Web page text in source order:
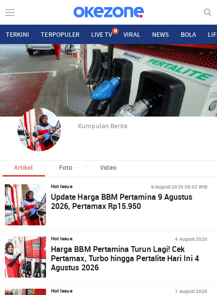
TERKINI TERPOPULER LIVE TV N VIRAL NEWS BOLA
Kumpulan Berita
Artikel Foto Video
Hot Issue 9 August 2026 08:02 WIB
Update Harga BBM Pertamina 9 Agustus
2026, Pertamax Rp15.950
Hot Issue 4 August 2026
Harga BBM Pertamina Turun Lagi! Cek
Pertamax, Turbo hingga Pertalite Hari Ini 4
Agustus 2026
Hot Issue 1 August 2026